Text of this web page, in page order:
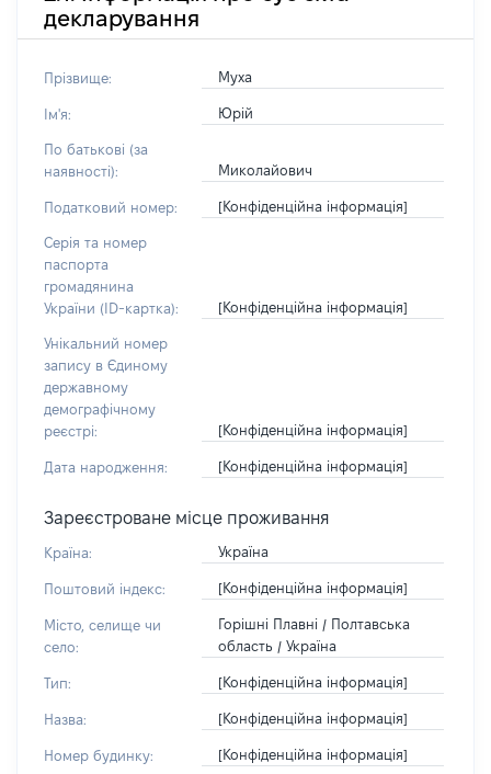
декларування
Прізвище: Муха
Ім'я: Юрій
По батькові (за
наявності):
Миколайович
Податковий номер: [Конфіденційна інформація]
Серія та номер
паспорта
громадянина
України (ID-картка):
[Конфіденційна інформація]
Унікальний номер
запису в Єдиному
державному
демографічному
реєстрі:
[Конфіденційна інформація]
Дата народження: [Конфіденційна інформація]
Зареєстроване місце проживання
Країна: Україна
Поштовий індекс: [Конфіденційна інформація]
Місто, селище чи
село:
Горішні Плавні / Полтавська
область / Україна
Тип: [Конфіденційна інформація]
Назва: [Конфіденційна інформація]
Номер будинку: [Конфіденційна інформація]